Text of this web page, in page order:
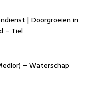
| Doorgroeien in
– Tiel
– Waterschap